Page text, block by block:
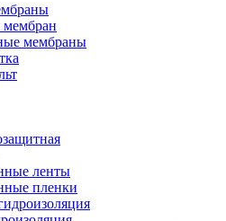
мембран
мембраны
ленты
пленки